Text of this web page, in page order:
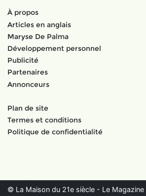
À propos
Articles en anglais
Maryse De Palma
Développement personnel
Publicité
Partenaires
Annonceurs
Plan de site
Termes et conditions
Politique de confidentialité
© La Maison du 21e siècle - Le Magazine